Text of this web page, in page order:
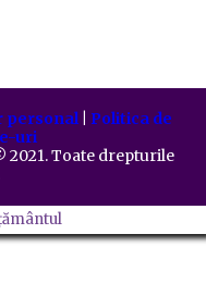
personal| Politica de
uri
2021. Toate drepturile